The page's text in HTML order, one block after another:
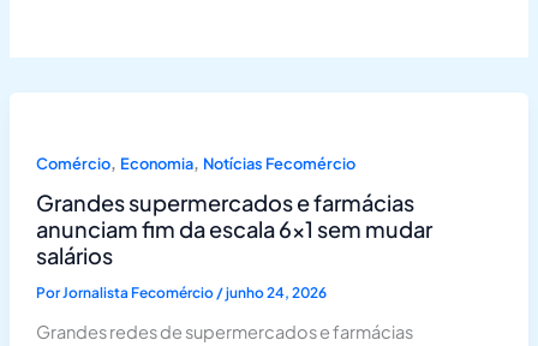
Comércio, Economia, Notícias Fecomércio
Grandes supermercados e farmácias
anunciam fim da escala 6×1 sem mudar
salários
PorJornalista Fecomércio/junho 24, 2026
Grandes redes de supermercados e farmácias